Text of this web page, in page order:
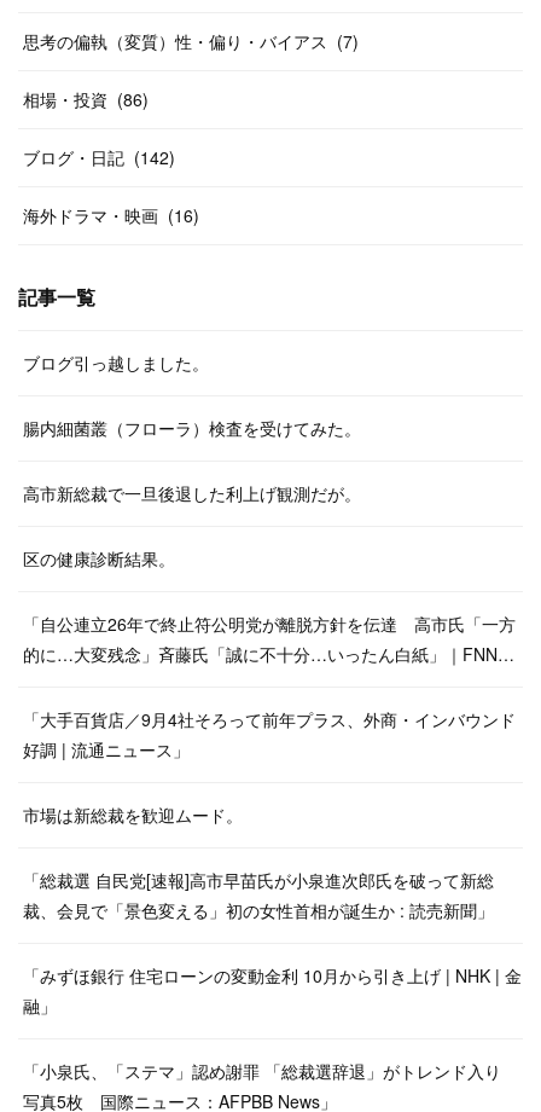
思考の偏執（変質）性・偏り・バイアス (7)
相場・投資 (86)
ブログ・日記 (142)
海外ドラマ・映画 (16)
記事一覧
ブログ引っ越しました。
腸内細菌叢（フローラ）検査を受けてみた。
高市新総裁で一旦後退した利上げ観測だが。
区の健康診断結果。
「自公連立26年で終止符公明党が離脱方針を伝達 高市氏「一方
的に…大変残念」斉藤氏「誠に不十分…いったん白紙」｜FNN…
「大手百貨店／9月4社そろって前年プラス、外商・インバウンド
好調 | 流通ニュース」
市場は新総裁を歓迎ムード。
「総裁選 自民党[速報]高市早苗氏が小泉進次郎氏を破って新総
裁、会見で「景色変える」初の女性首相が誕生か : 読売新聞」
「みずほ銀行 住宅ローンの変動金利 10月から引き上げ | NHK | 金
融」
「小泉氏、「ステマ」認め謝罪 「総裁選辞退」がトレンド入り
写真5枚 国際ニュース：AFPBB News」